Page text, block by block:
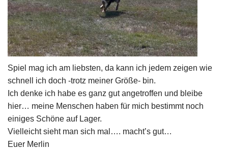
Spiel mag ich am liebsten, da kann ich jedem zeigen wie
schnell ich doch -trotz meiner Größe- bin.
Ich denke ich habe es ganz gut angetroffen und bleibe
hier… meine Menschen haben für mich bestimmt noch
einiges Schöne auf Lager.
Vielleicht sieht man sich mal…. macht’s gut…
Euer Merlin